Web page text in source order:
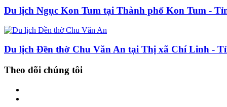
Du lịch Ngục Kon Tum tại Thành phố Kon Tum -
Du lịch Đền thờ Chu Văn An tại Thị xã Chí Linh -
Theo dõi chúng tôi